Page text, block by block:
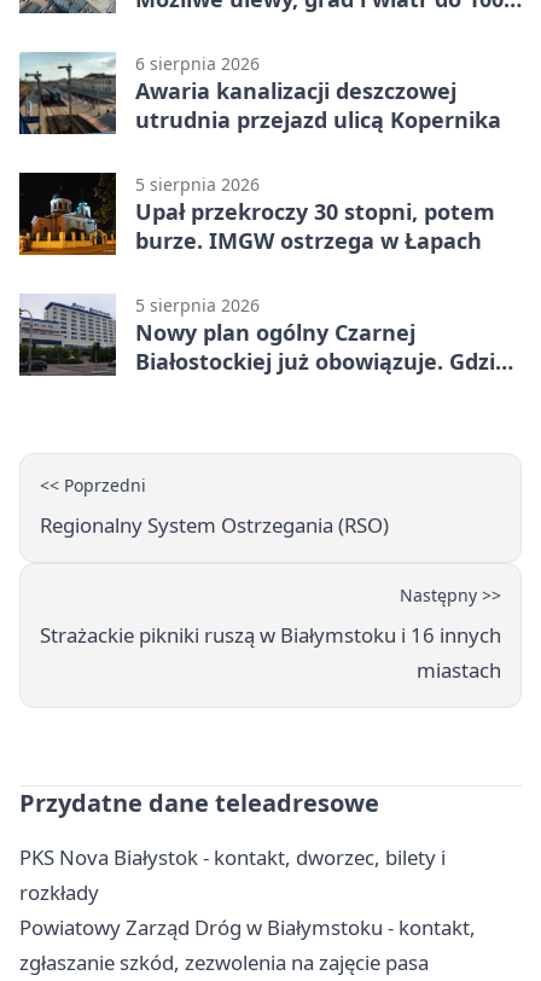
6 sierpnia 2026
Awaria kanalizacji deszczowej
utrudnia przejazd ulicą Kopernika
5 sierpnia 2026
Upał przekroczy 30 stopni, potem
burze. IMGW ostrzega w Łapach
5 sierpnia 2026
Nowy plan ogólny Czarnej
Białostockiej już obowiązuje. Gdzie
<< Poprzedni
Regionalny System Ostrzegania (RSO)
Następny >>
Strażackie pikniki ruszą w Białymstoku i 16 innych
miastach
Przydatne dane teleadresowe
PKS Nova Białystok - kontakt, dworzec, bilety i
rozkłady
Powiatowy Zarząd Dróg w Białymstoku - kontakt,
zgłaszanie szkód, zezwolenia na zajęcie pasa